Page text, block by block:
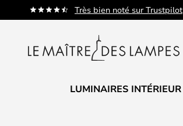
Très bien noté sur Trustpilot
Allez
au
LUMINAIRES INTÉRIEUR